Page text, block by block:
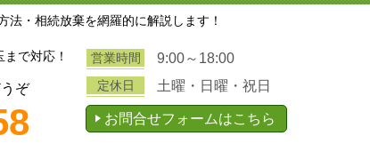
・相続放棄を網羅的に解説します！
で対応！
ぞ
営業時間 9:00～18:00
定休日 土曜・日曜・祝日
お問合せフォームはこちら